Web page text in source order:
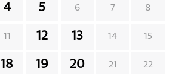
4 5 6 7 8
11 12 13 14 15
18 19 20 21 22